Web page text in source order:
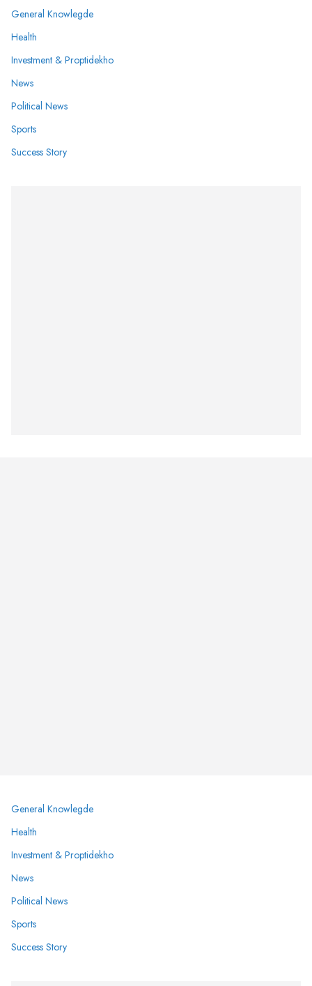
General Knowlegde
Health
Investment & Proptidekho
News
Political News
Sports
Success Story
General Knowlegde
Health
Investment & Proptidekho
News
Political News
Sports
Success Story